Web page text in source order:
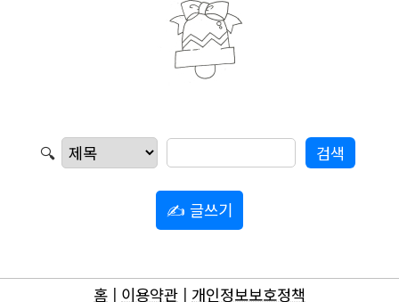
🔍
✍ 글쓰기
홈 | 이용약관 | 개인정보보호정책